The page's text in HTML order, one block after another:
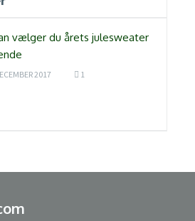
vælger du årets julesweater
2017 1